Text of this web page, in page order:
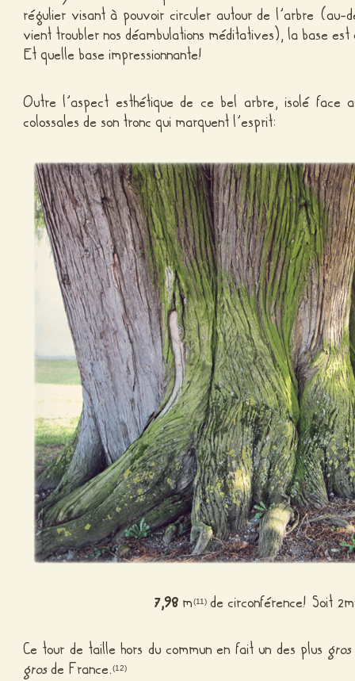
régulier visant à pouvoir circuler autour de l’arbre (au-
vient troubler nos déambulations méditatives), la base est
Et quelle base impressionnante!
Outre l’aspect esthétique de ce bel arbre, isolé face
colossales de son tronc qui marquent l’esprit:
7,98 m(11) de circonférence! Soit
Ce tour de taille hors du commun en fait un des plus gros
grosde France.(12)